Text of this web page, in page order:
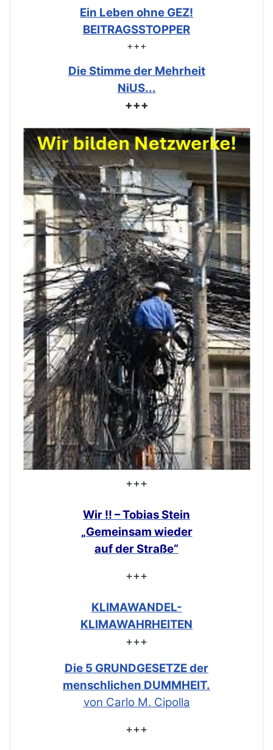
Ein Leben ohne GEZ!
BEITRAGSSTOPPER
+++
Die Stimme der Mehrheit
NiUS...
+++
+++
Wir !! – Tobias Stein
„Gemeinsam wieder
auf der Straße“
+++
KLIMAWANDEL-
KLIMAWAHRHEITEN
+++
Die 5 GRUNDGESETZE der
menschlichen DUMMHEIT.
von Carlo M. Cipolla
+++